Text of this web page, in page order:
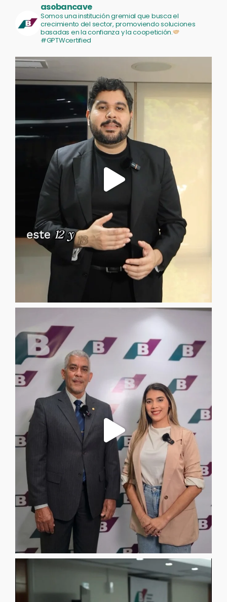
asobancave
Somos una institución gremial que busca el
crecimiento del sector, promoviendo soluciones
basadas en la confianza y la coopetición.
#GPTWcertified